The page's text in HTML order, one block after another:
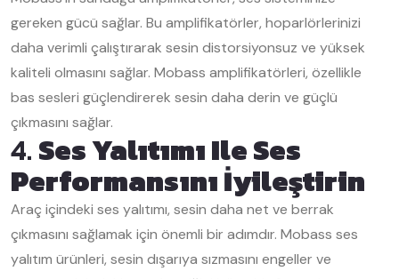
gereken gücü sağlar. Bu amplifikatörler, hoparlörlerinizi
daha verimli çalıştırarak sesin distorsiyonsuz ve yüksek
kaliteli olmasını sağlar. Mobass amplifikatörleri, özellikle
bas sesleri güçlendirerek sesin daha derin ve güçlü
çıkmasını sağlar.
4.Ses Yalıtımı Ile Ses
Performansını İyileştirin
Araç içindeki ses yalıtımı, sesin daha net ve berrak
çıkmasını sağlamak için önemli bir adımdır. Mobass ses
yalıtım ürünleri, sesin dışarıya sızmasını engeller ve